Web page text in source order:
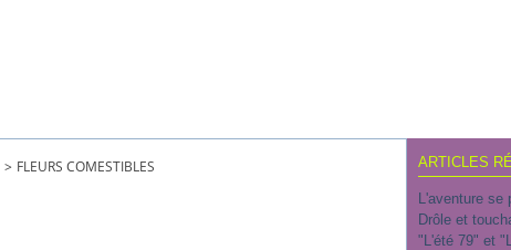
> FLEURS COMESTIBLES ARTICLES
L'aventure se
Drôle et
"L'été 79" et